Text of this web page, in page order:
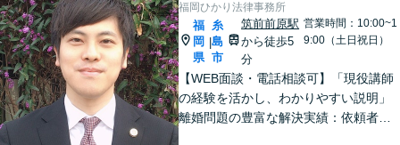
福岡ひかり法律事務所
福
岡
県
|
糸
島
市
筑前前原駅
から徒歩5
分
営業時間：10:00~1
9:00（土日祝日）
【WEB面談・電話相談可】「現役講師
の経験を活かし、わかりやすい説明」
離婚問題の豊富な解決実績：依頼者さ